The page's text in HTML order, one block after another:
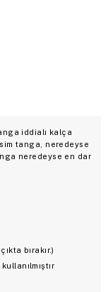
iddialı kalça
tanga, neredeyse
neredeyse en dar
bırakır.)